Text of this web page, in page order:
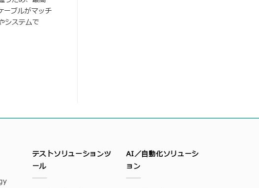
ーブルがマッチ
システムで
テストソリューションツ
ール
AI／自動化ソリューシ
ョン